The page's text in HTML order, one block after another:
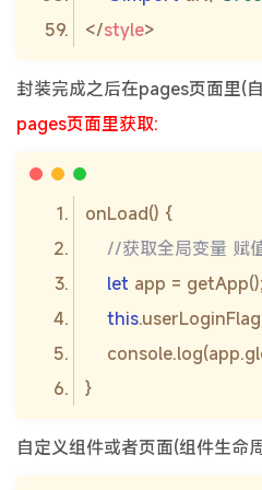
</style>
封装完成之后在pages页面里(
pages页面里获取:
//获取全局变量 赋
let
this
console
自定义组件或者页面(组件生命